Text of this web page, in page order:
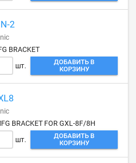
2
BRACKET
шт.
ДОБАВИТЬ В
КОРЗИНУ
BRACKET FOR GXL-8F/8H
шт.
ДОБАВИТЬ В
КОРЗИНУ